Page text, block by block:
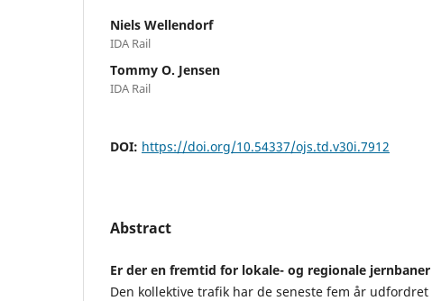
Niels Wellendorf
IDA Rail
Tommy O. Jensen
IDA Rail
DOI: https://doi.org/10.54337/ojs.td.v30i.7912
Abstract
Er der en fremtid for lokale- og regionale jernbaner
Den kollektive trafik har de seneste fem år